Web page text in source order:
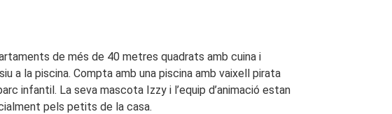
de més de 40 metres quadrats amb cuina i
a la piscina. Compta amb una piscina amb vaixell pirata
infantil. La seva mascota Izzy i l’equip d’animació estan
pels petits de la casa.